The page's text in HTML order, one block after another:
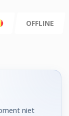
OFFLINE
niet